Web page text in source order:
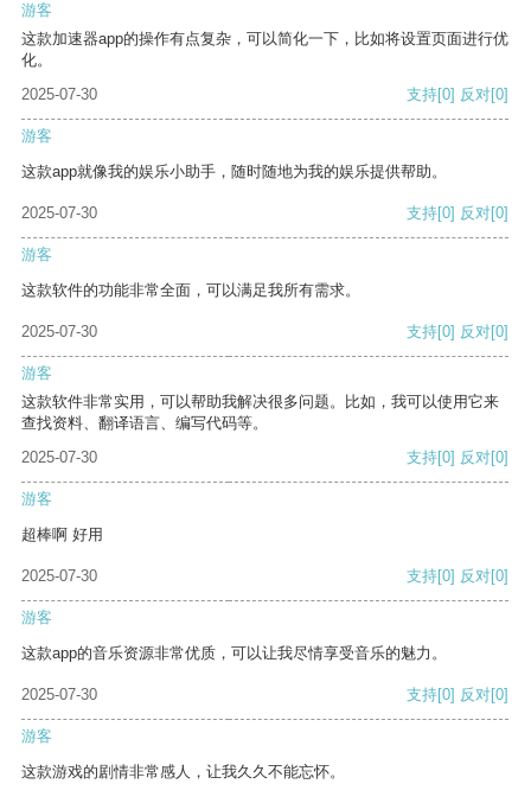
游客
这款加速器app的操作有点复杂，可以简化一下，比如将设置页面进行优
化。
2025-07-30
支持[0] 反对[0]
游客
这款app就像我的娱乐小助手，随时随地为我的娱乐提供帮助。
2025-07-30 支持[0] 反对[0]
游客
这款软件的功能非常全面，可以满足我所有需求。
2025-07-30 支持[0] 反对[0]
游客
这款软件非常实用，可以帮助我解决很多问题。比如，我可以使用它来
查找资料、翻译语言、编写代码等。
2025-07-30
支持[0] 反对[0]
游客
超棒啊 好用
2025-07-30 支持[0] 反对[0]
游客
这款app的音乐资源非常优质，可以让我尽情享受音乐的魅力。
2025-07-30 支持[0] 反对[0]
游客
这款游戏的剧情非常感人，让我久久不能忘怀。